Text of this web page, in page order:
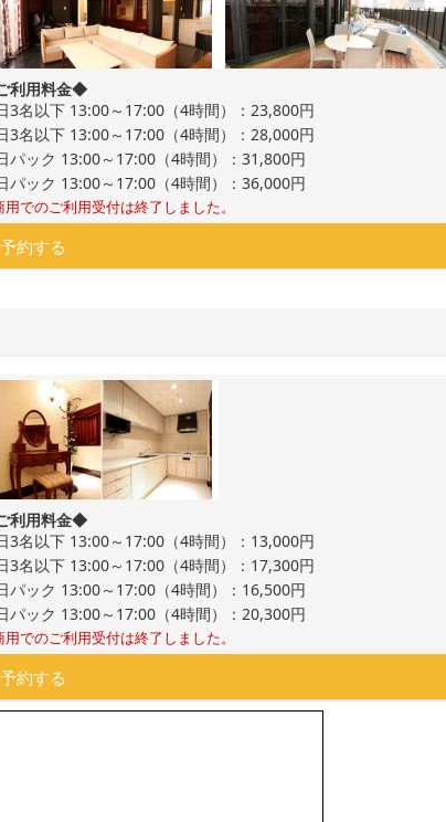
利用料金◆
3名以下 13:00～17:00（4時間）：23,800円
3名以下 13:00～17:00（4時間）：28,000円
パック 13:00～17:00（4時間）：31,800円
パック 13:00～17:00（4時間）：36,000円
でのご利用受付は終了しました。
約する
利用料金◆
3名以下 13:00～17:00（4時間）：13,000円
3名以下 13:00～17:00（4時間）：17,300円
パック 13:00～17:00（4時間）：16,500円
パック 13:00～17:00（4時間）：20,300円
でのご利用受付は終了しました。
約する